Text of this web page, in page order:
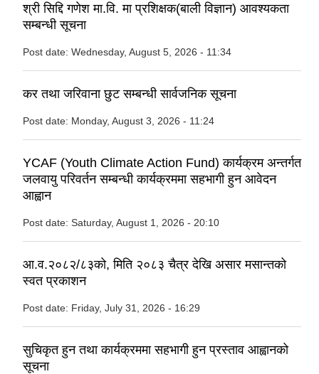
श्री सिद्दि गणेश मा.वि. मा प्रशिक्षक(बाली विज्ञान) आवश्यकता
सम्बन्धी सूचना
Post date: Wednesday, August 5, 2026 - 11:34
कर तथा जरिवाना छुट सम्बन्धी सार्वजनिक सूचना
Post date: Monday, August 3, 2026 - 11:24
YCAF (Youth Climate Action Fund) कार्यक्रम अन्तर्गत
जलवायु परिवर्तन सम्बन्धी कार्यक्रममा सहभागी हुन आवेदन
आह्वान
Post date: Saturday, August 1, 2026 - 20:10
आ.व.२०८२/८३को, मिति २०८३ चैत्र देखि असार मसान्तको
स्वत प्रकाशन
Post date: Friday, July 31, 2026 - 16:29
सुचिकृत हुन तथा कार्यक्रममा सहभागी हुन प्रस्ताव आह्वानको
सूचना